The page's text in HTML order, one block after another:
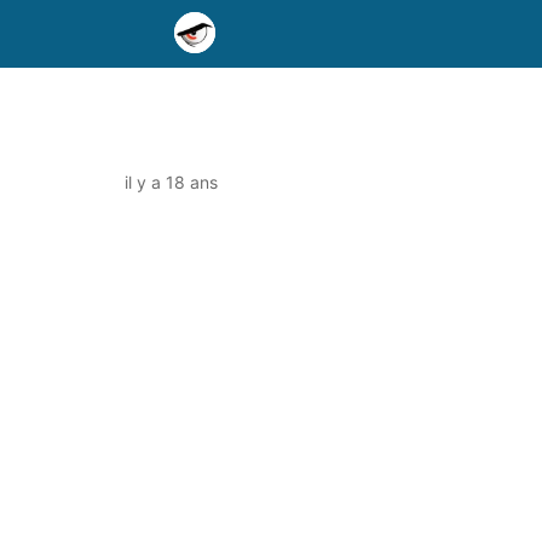
il y a 18 ans